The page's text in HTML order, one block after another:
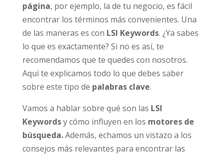
página, por ejemplo, la de tu negocio, es fácil
encontrar los términos más convenientes. Una
de las maneras es con LSI Keywords. ¿Ya sabes
lo que es exactamente? Si no es así, te
recomendamos que te quedes con nosotros.
Aquí te explicamos todo lo que debes saber
sobre este tipo de palabras clave.
Vamos a hablar sobre qué son las LSI
Keywordsy cómo influyen en los motores de
búsqueda.Además, echamos un vistazo a los
consejos más relevantes para encontrar las